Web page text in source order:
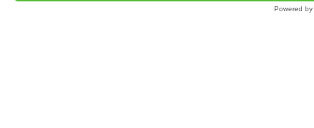
Powered by